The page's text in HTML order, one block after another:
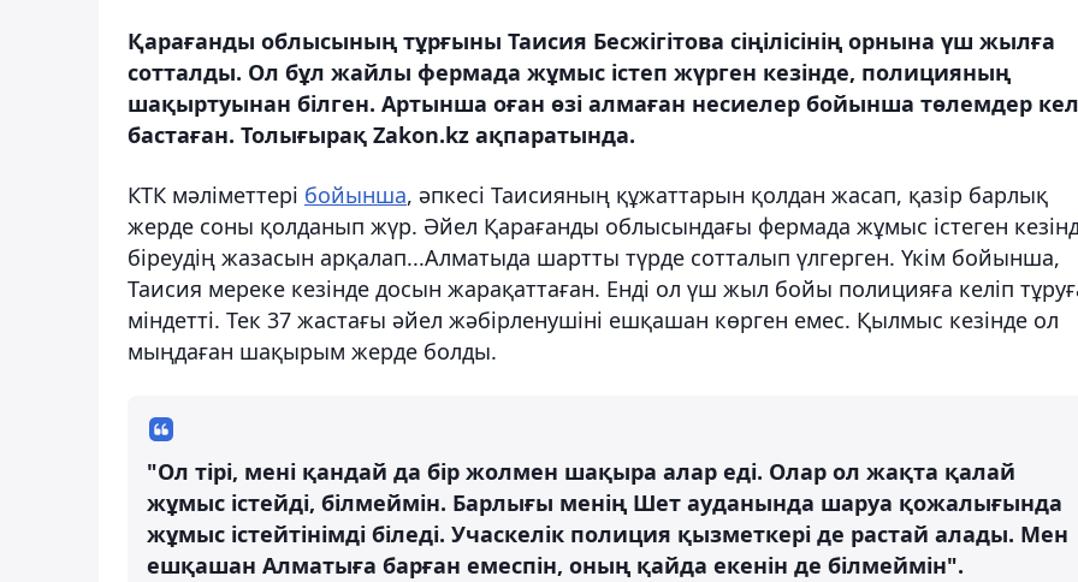
Қарағанды облысының тұрғыны Таисия Бесжігітова сіңілісінің орнына үш жылға
сотталды. Ол бұл жайлы фермада жұмыс істеп жүрген кезінде, полицияның
шақыртуынан білген. Артынша оған өзі алмаған несиелер бойынша төлемдер
бастаған. Толығырақ Zakon.kz ақпаратында.
КТК мәліметтері бойынша, әпкесі Таисияның құжаттарын қолдан жасап, қазір барлық
жерде соны қолданып жүр. Әйел Қарағанды облысындағы фермада жұмыс істеген
біреудің жазасын арқалап...Алматыда шартты түрде сотталып үлгерген. Үкім бойынша,
Таисия мереке кезінде досын жарақаттаған. Енді ол үш жыл бойы полицияға келіп
міндетті. Тек 37 жастағы әйел жәбірленушіні ешқашан көрген емес. Қылмыс кезінде ол
мыңдаған шақырым жерде болды.
"Ол тірі, мені қандай да бір жолмен шақыра алар еді. Олар ол жақта қалай
жұмыс істейді, білмеймін. Барлығы менің Шет ауданында шаруа қожалығында
жұмыс істейтінімді біледі. Учаскелік полиция қызметкері де растай алады. Мен
ешқашан Алматыға барған емеспін, оның қайда екенін де білмеймін".